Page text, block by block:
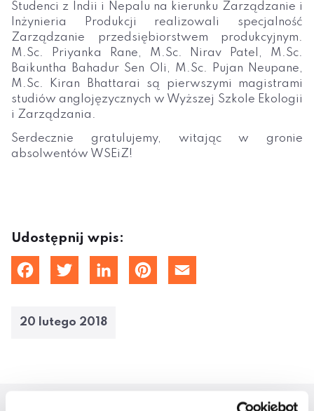
Studenci z Indii i Nepalu na kierunku Zarządzanie i
Inżynieria Produkcji realizowali specjalność
Zarządzanie przedsiębiorstwem produkcyjnym.
M.Sc. Priyanka Rane, M.Sc. Nirav Patel, M.Sc.
Baikuntha Bahadur Sen Oli, M.Sc. Pujan Neupane,
M.Sc. Kiran Bhattarai są pierwszymi magistrami
studiów anglojęzycznych w Wyższej Szkole Ekologii
i Zarządzania.
Serdecznie gratulujemy, witając w gronie
absolwentów WSEiZ!
Udostępnij wpis:
TwitterLinkedInPinterestEmail
20 lutego 2018